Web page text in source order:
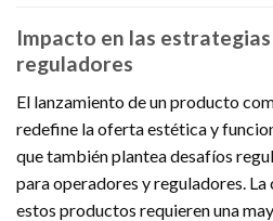
Impacto en las
reguladores
El lanzamiento de un producto
redefine la oferta estética y
que también plantea desafíos
para operadores y reguladores.
estos productos requieren una